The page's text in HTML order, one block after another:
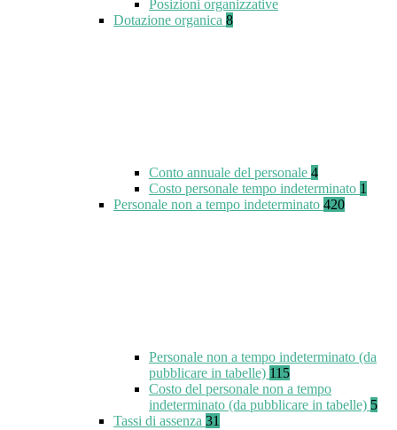
Posizioni organizzative
Dotazione organica 8
Conto annuale del personale 4
Costo personale tempo indeterminato 1
Personale non a tempo indeterminato 420
Personale non a tempo indeterminato (da
pubblicare in tabelle) 115
Costo del personale non a tempo
indeterminato (da pubblicare in tabelle) 5
Tassi di assenza 31